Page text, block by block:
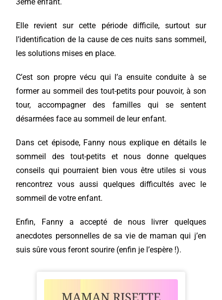
Elle revient sur cette période difficile, surtout sur
l’identification de la cause de ces nuits sans sommeil,
les solutions mises en place.
C’est son propre vécu qui l’a ensuite conduite à se
former au sommeil des tout-petits pour pouvoir, à son
tour, accompagner des familles qui se sentent
désarmées face au sommeil de leur enfant.
Dans cet épisode, Fanny nous explique en détails le
sommeil des tout-petits et nous donne quelques
conseils qui pourraient bien vous être utiles si vous
rencontrez vous aussi quelques difficultés avec le
sommeil de votre enfant.
Enfin, Fanny a accepté de nous livrer quelques
anecdotes personnelles de sa vie de maman qui j’en
suis sûre vous feront sourire (enfin je l’espère !).